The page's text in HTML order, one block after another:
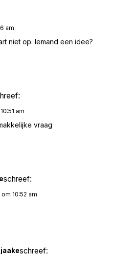
am
niet op. Iemand een idee?
am
vraag
schreef:
10:52 am
schreef: